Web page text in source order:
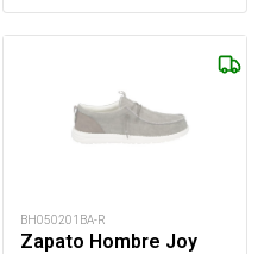
BH050201BA-R
Zapato Hombre Joy